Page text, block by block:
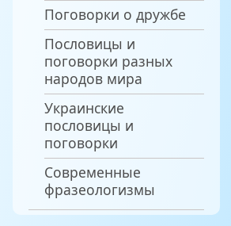
Поговорки о дружбе
Пословицы и
поговорки разных
народов мира
Украинские
пословицы и
поговорки
Современные
фразеологизмы